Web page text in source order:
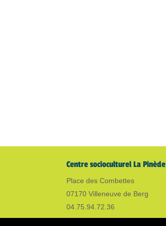
Centre socioculturel La Pinède
Place des Combettes
07170 Villeneuve de Berg
04.75.94.72.36